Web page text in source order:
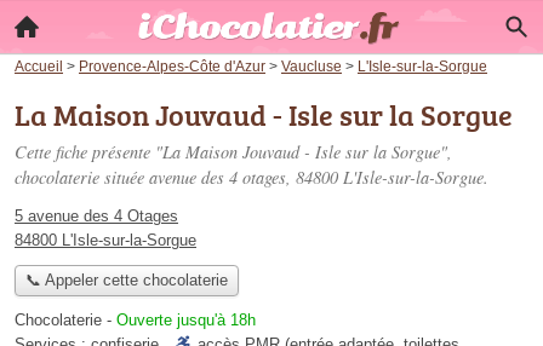
Accueil > Provence-Alpes-Côte d'Azur > Vaucluse > L'Isle-sur-la-Sorgue
La Maison Jouvaud - Isle sur la Sorgue
Cette fiche présente "La Maison Jouvaud - Isle sur la Sorgue",
chocolaterie située avenue des 4 otages, 84800 L'Isle-sur-la-Sorgue.
5 avenue des 4 Otages
84800 L'Isle-sur-la-Sorgue
📞 Appeler cette chocolaterie
Chocolaterie - Ouverte jusqu'à 18h